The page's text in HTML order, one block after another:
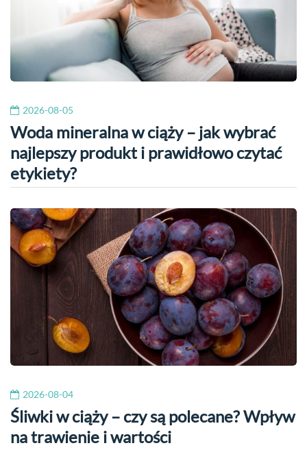
2026-08-05
Woda mineralna w ciąży – jak wybrać
najlepszy produkt i prawidłowo czytać
etykiety?
2026-08-04
Śliwki w ciąży – czy są polecane? Wpływ
na trawienie i wartości